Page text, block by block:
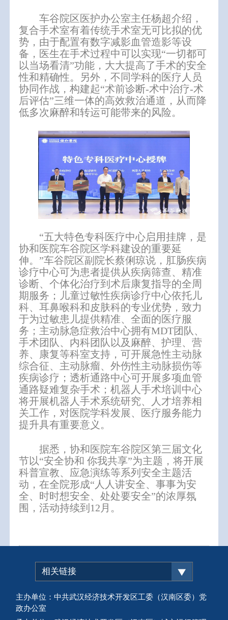
车谷院区医护办公室主任杨超介绍，
复合手术室有着传统手术室无可比拟的优
势，由于配置有数字减影血管造影等设
备，医生在手术过程中可以实现“一切都可
以当场看清”功能，大大提高了手术的安全
性和精确性。另外，不同学科的医疗人员
协同作战，构建起“术前诊断-术中治疗-术
后评估”三维一体的高效救治通道，从而降
低多次麻醉和转运可能带来的风险。
“五大特色专科医疗中心启用挂牌，是
协和医院车谷院区学科建设的重要延
伸。”车谷院区副院长蔡俐琼说，肛肠疾病
诊疗中心可为患者提供从疾病筛查、精准
诊断、个体化治疗到术后康复指导的全周
期服务；儿童过敏性疾病诊疗中心依托儿
科、耳鼻喉科和皮肤科的专业优势，致力
于为过敏患儿提供精准、全面的医疗服
务；主动脉急症救治中心拥有MDT团队、
手术团队、内科团队以及麻醉、护理、营
养、康复等科室支持，可开展急性主动脉
综合征、主动脉瘤、外伤性主动脉损伤等
疾病诊疗；透析通路中心可开展多项血管
通路疑难复杂手术；机器人手术培训中心
将开展机器人手术系统研究、人才培养相
关工作，对医院学科发展、医疗服务能力
提升具有重要意义。
据悉，协和医院车谷院区第三届文化
节以“安全协和 你我共享”为主题，将开展
科普宣教、应急演练等系列安全主题活
动，在全院形成“人人讲安全、事事为安
全、时时想安全、处处要安全”的浓厚氛
围，活动持续到12月。
相关链接
主办单位：中共武汉经济技术开发区工委（汉南区委）党
政办公室